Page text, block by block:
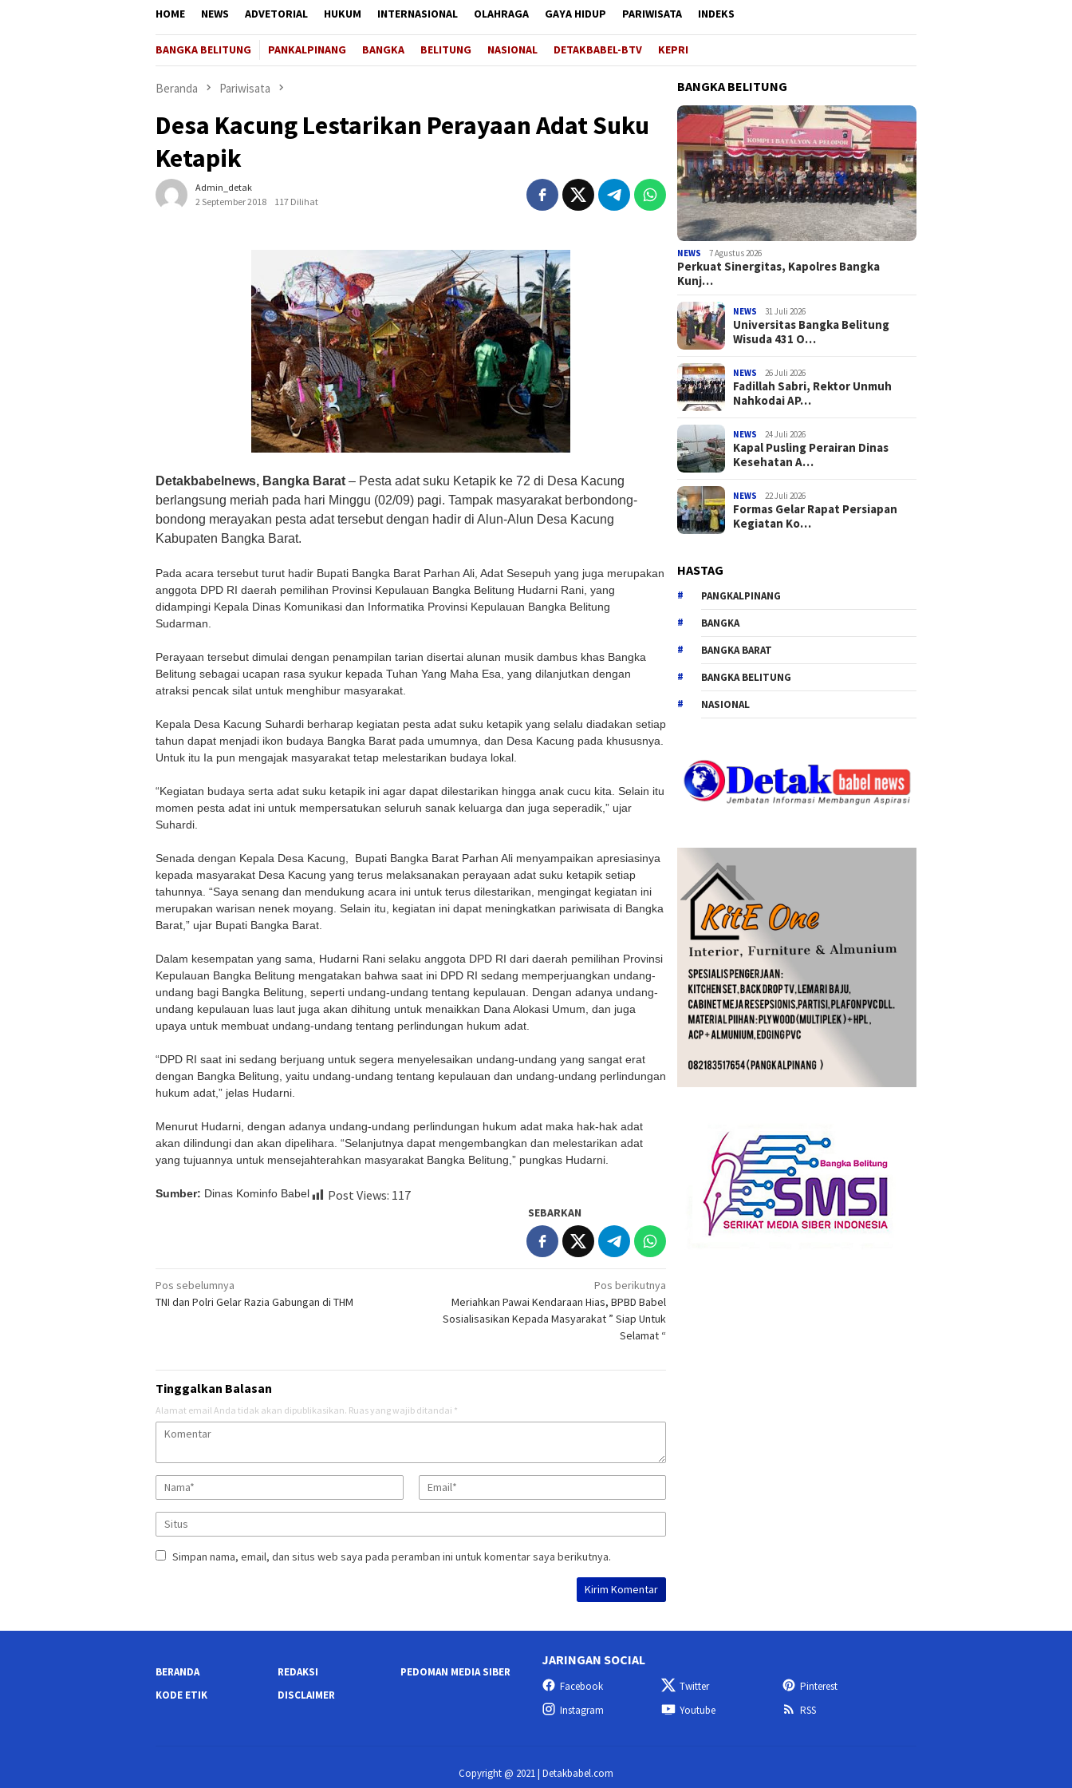
HOME NEWS ADVETORIAL HUKUM INTERNASIONAL OLAHRAGA GAYA HIDUP PARIWISATA INDEKS
BANGKA BELITUNG PANKALPINANG BANGKA BELITUNG NASIONAL DETAKBABEL-BTV KEPRI
Beranda Pariwisata
Desa Kacung Lestarikan Perayaan Adat Suku
Ketapik
Admin_detak
2 September 2018
117 Dilihat
Detakbabelnews, Bangka Barat – Pesta adat suku Ketapik ke 72 di Desa Kacung
berlangsung meriah pada hari Minggu (02/09) pagi. Tampak masyarakat berbondong-
bondong merayakan pesta adat tersebut dengan hadir di Alun-Alun Desa Kacung
Kabupaten Bangka Barat.
Pada acara tersebut turut hadir Bupati Bangka Barat Parhan Ali, Adat Sesepuh yang juga merupakan
anggota DPD RI daerah pemilihan Provinsi Kepulauan Bangka Belitung Hudarni Rani, yang
didampingi Kepala Dinas Komunikasi dan Informatika Provinsi Kepulauan Bangka Belitung
Sudarman.
Perayaan tersebut dimulai dengan penampilan tarian disertai alunan musik dambus khas Bangka
Belitung sebagai ucapan rasa syukur kepada Tuhan Yang Maha Esa, yang dilanjutkan dengan
atraksi pencak silat untuk menghibur masyarakat.
Kepala Desa Kacung Suhardi berharap kegiatan pesta adat suku ketapik yang selalu diadakan setiap
tahun dapat menjadi ikon budaya Bangka Barat pada umumnya, dan Desa Kacung pada khususnya.
Untuk itu Ia pun mengajak masyarakat tetap melestarikan budaya lokal.
“Kegiatan budaya serta adat suku ketapik ini agar dapat dilestarikan hingga anak cucu kita. Selain itu
momen pesta adat ini untuk mempersatukan seluruh sanak keluarga dan juga seperadik,” ujar
Suhardi.
Senada dengan Kepala Desa Kacung, Bupati Bangka Barat Parhan Ali menyampaikan apresiasinya
kepada masyarakat Desa Kacung yang terus melaksanakan perayaan adat suku ketapik setiap
tahunnya. “Saya senang dan mendukung acara ini untuk terus dilestarikan, mengingat kegiatan ini
merupakan warisan nenek moyang. Selain itu, kegiatan ini dapat meningkatkan pariwisata di Bangka
Barat,” ujar Bupati Bangka Barat.
Dalam kesempatan yang sama, Hudarni Rani selaku anggota DPD RI dari daerah pemilihan Provinsi
Kepulauan Bangka Belitung mengatakan bahwa saat ini DPD RI sedang memperjuangkan undang-
undang bagi Bangka Belitung, seperti undang-undang tentang kepulauan. Dengan adanya undang-
undang kepulauan luas laut juga akan dihitung untuk menaikkan Dana Alokasi Umum, dan juga
upaya untuk membuat undang-undang tentang perlindungan hukum adat.
“DPD RI saat ini sedang berjuang untuk segera menyelesaikan undang-undang yang sangat erat
dengan Bangka Belitung, yaitu undang-undang tentang kepulauan dan undang-undang perlindungan
hukum adat,” jelas Hudarni.
Menurut Hudarni, dengan adanya undang-undang perlindungan hukum adat maka hak-hak adat
akan dilindungi dan akan dipelihara. “Selanjutnya dapat mengembangkan dan melestarikan adat
yang tujuannya untuk mensejahterahkan masyarakat Bangka Belitung,” pungkas Hudarni.
Sumber: Dinas Kominfo Babel Post Views: 117
SEBARKAN
Navigasi
pos
Pos sebelumnya
TNI dan Polri Gelar Razia Gabungan di THM
Pos berikutnya
Meriahkan Pawai Kendaraan Hias, BPBD Babel
Sosialisasikan Kepada Masyarakat ” Siap Untuk
Selamat “
Tinggalkan Balasan
Alamat email Anda tidak akan dipublikasikan. Ruas yang wajib ditandai *
Simpan nama, email, dan situs web saya pada peramban ini untuk komentar saya berikutnya.
BANGKA BELITUNG
NEWS 7 Agustus 2026
Perkuat Sinergitas, Kapolres Bangka
Kunj…
NEWS 31 Juli 2026
Universitas Bangka Belitung
Wisuda 431 O…
NEWS 26 Juli 2026
Fadillah Sabri, Rektor Unmuh
Nahkodai AP…
NEWS 24 Juli 2026
Kapal Pusling Perairan Dinas
Kesehatan A…
NEWS 22 Juli 2026
Formas Gelar Rapat Persiapan
Kegiatan Ko…
HASTAG
PANGKALPINANG
BANGKA
BANGKA BARAT
BANGKA BELITUNG
NASIONAL
BERANDA REDAKSI
PEDOMAN MEDIA SIBER
KODE ETIK
DISCLAIMER
JARINGAN SOCIAL
Facebook Twitter
Pinterest
Instagram
Youtube RSS
Copyright @ 2021 | Detakbabel.com